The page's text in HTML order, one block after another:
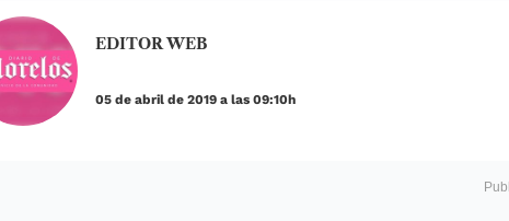
EDITOR WEB
05 de abril de 2019 a las 09:10h